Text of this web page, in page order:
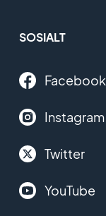
SOSIALT
Facebook
Instagram
Twitter
YouTube